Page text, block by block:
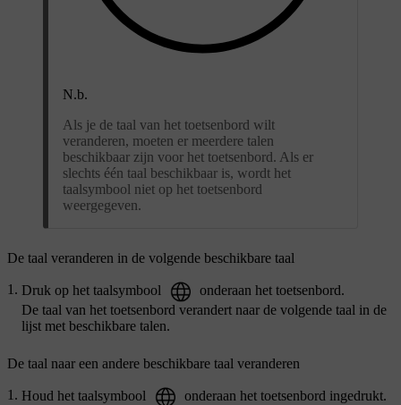
N.b.
Als je de taal van het toetsenbord wilt
veranderen, moeten er meerdere talen
beschikbaar zijn voor het toetsenbord. Als er
slechts één taal beschikbaar is, wordt het
taalsymbool niet op het toetsenbord
weergegeven.
De taal veranderen in de volgende beschikbare taal
Druk op het taalsymbool
onderaan het toetsenbord.
De taal van het toetsenbord verandert naar de volgende taal in de
lijst met beschikbare talen.
De taal naar een andere beschikbare taal veranderen
Houd het taalsymbool
onderaan het toetsenbord ingedrukt.